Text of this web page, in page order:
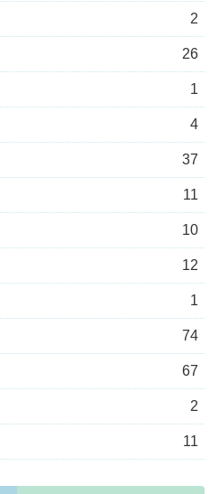
2
26
1
4
37
11
10
12
1
74
67
2
11